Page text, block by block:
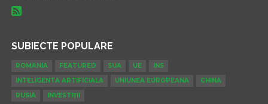
SUBIECTE POPULARE
ROMANIA FEATURED SUA UE
INS
INTELIGENTA ARTIFICIALA
UNIUNEA EUROPEANA
CHINA
RUSIA
INVESTIȚII